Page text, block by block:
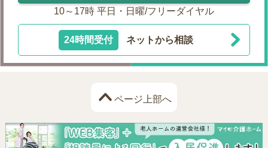
10～17時 平日・日曜/フリーダイヤル
24時間受付 ネットから相談
ページ上部へ